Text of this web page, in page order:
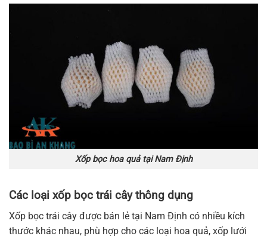
Xốp bọc hoa quả tại Nam Định
Các loại xốp bọc trái cây thông dụng
Xốp bọc trái cây được bán lẻ tại Nam Định có nhiều kích
thước khác nhau, phù hợp cho các loại hoa quả, xốp lưới